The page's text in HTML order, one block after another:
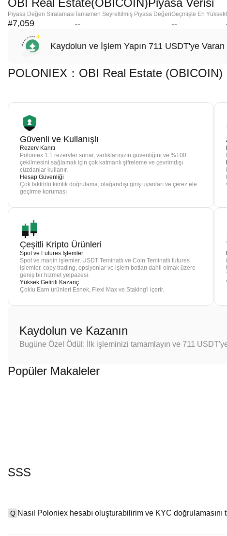
OBI Real Estate(OBICOIN)Piyasa Verisi
Piyasa Değeri Sıralaması
#7,059
Tamamen Seyreltilmiş Piyasa Değeri
--
Geçmişte En Yüksek
--
Kaydolun ve İşlem Yapın 711 USDT'ye Varan
POLONIEX：OBI Real Estate
Güvenli ve Kullanışlı
Rezerv Kanıtı
Poloniex 1:1 rezervler sunar, varlıklarınızın güvenliğini ve %100
çekilmesini sağlamak için çok katmanlı şifreleme ve çevrimdışı
cüzdanlar kullanır.
Hesap Güvenliği
Çok faktörlü kimlik doğrulama, olağandışı giriş uyarıları ve çerez ele
geçirme koruması
Çeşitli Kripto Ürünleri
Spot ve Futures İşlemler
Spot ve marjin işlemler, USDT Teminatlı ve Coin Teminatlı futures
işlemler, copy trading, opsiyonlar ve işlem botları dahil olmak üzere
geniş bir hizmet yelpazesi.
Yüksek Getirili Kazanç
Çoklu Earn ürünleri Esnek, Flexi Max ve Staking'i içerir.
Kaydolun ve Kazanın
Bugüne Özel Ödül: İlk işleminizi tamamlayın ve 711
Popüler Makaleler
SSS
Q Nasıl Poloniex hesabı oluşturabilirim ve KYC